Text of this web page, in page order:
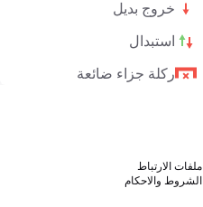
خروج بديل
استبدال
ركلة جزاء ضائعة
ملفات الارتباط
الشروط والاحكام